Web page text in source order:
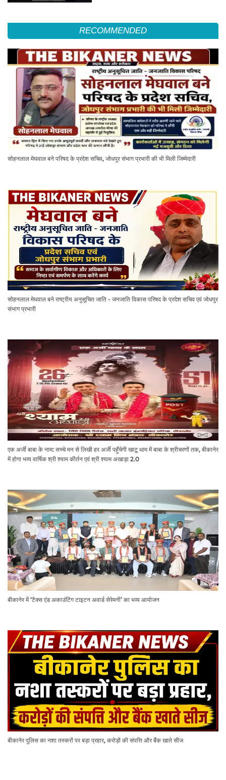
RECOMMENDED
सोहनलाल मेघवाल बने परिषद के प्रदेश सचिव, जोधपुर संभाग प्रभारी की भी मिली जिम्मेदारी
सोहनलाल मेघवाल बने राष्ट्रीय अनुसूचित जाति - जनजाति विकास परिषद के प्रदेश सचिव एवं जोधपुर
संभाग प्रभारी
एक अर्जी बाबा के नाम: सच्चे मन से लिखी हर अर्जी पहुँचेगी खाटू धाम में बाबा के श्रीचरणों तक, बीकानेर
में होगा भव्य वार्षिक श्री श्याम कीर्तन एवं श्री श्याम अखाड़ा 2.0
बीकानेर में ‘टैक्स एंड अकाउंटिंग टाइटन अवार्ड सेरेमनी’ का भव्य आयोजन
बीकानेर पुलिस का नशा तस्करों पर बड़ा प्रहार, करोड़ों की संपत्ति और बैंक खाते सीज